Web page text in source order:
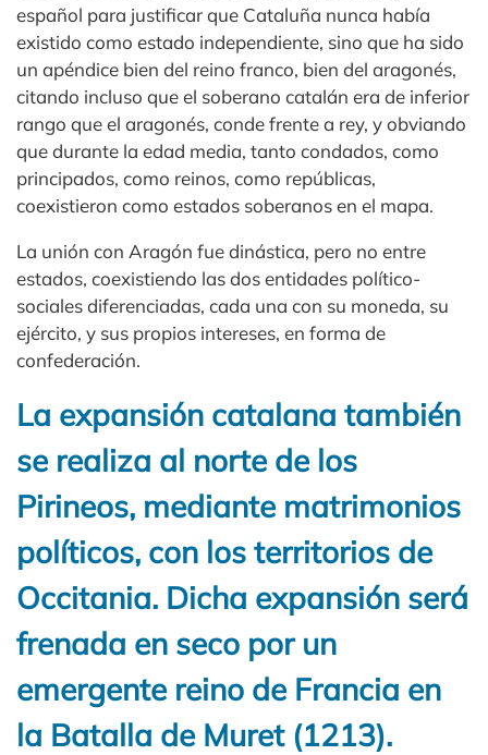
español para justificar que Cataluña nunca había
existido como estado independiente, sino que ha sido
un apéndice bien del reino franco, bien del aragonés,
citando incluso que el soberano catalán era de inferior
rango que el aragonés, conde frente a rey, y obviando
que durante la edad media, tanto condados, como
principados, como reinos, como repúblicas,
coexistieron como estados soberanos en el mapa.
La unión con Aragón fue dinástica, pero no entre
estados, coexistiendo las dos entidades político-
sociales diferenciadas, cada una con su moneda, su
ejército, y sus propios intereses, en forma de
confederación.
La expansión catalana también
se realiza al norte de los
Pirineos, mediante matrimonios
políticos, con los territorios de
Occitania. Dicha expansión será
frenada en seco por un
emergente reino de Francia en
la Batalla de Muret (1213).